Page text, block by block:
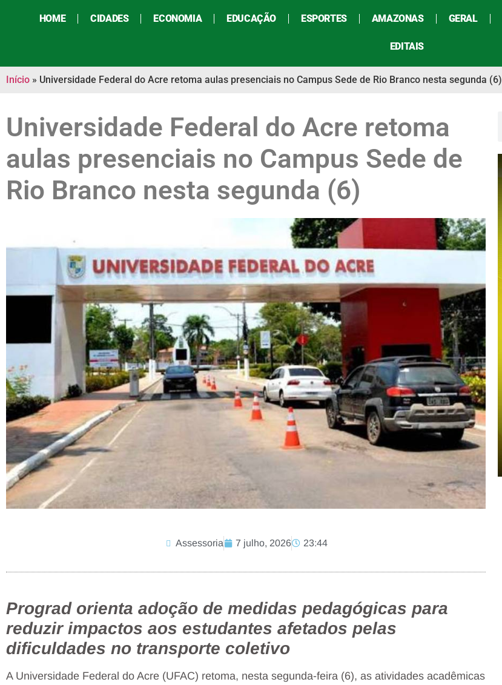
HOME CIDADES ECONOMIA EDUCAÇÃO ESPORTES AMAZONAS GERAL
EDITAIS
Início » Universidade Federal do Acre retoma aulas presenciais no Campus Sede de Rio Branco nesta segunda (6)
Universidade Federal do Acre retoma
aulas presenciais no Campus Sede de
Rio Branco nesta segunda (6)
Assessoria 7 julho, 2026 23:44
Prograd orienta adoção de medidas pedagógicas para
reduzir impactos aos estudantes afetados pelas
dificuldades no transporte coletivo
A Universidade Federal do Acre (UFAC) retoma, nesta segunda-feira (6), as atividades acadêmicas